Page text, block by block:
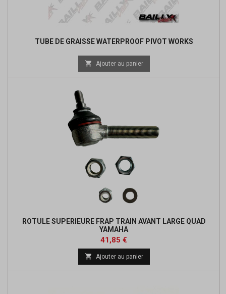
TUBE DE GRAISSE WATERPROOF PIVOT WORKS
 Ajouter au panier
ROTULE SUPERIEURE FRAP TRAIN AVANT LARGE QUAD
YAMAHA
Prix
41,85 €
base
 Ajouter au panier